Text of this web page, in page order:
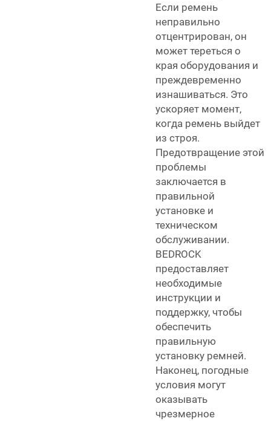
Если ремень
неправильно
отцентрирован, он
может тереться о
края оборудования и
преждевременно
изнашиваться. Это
ускоряет момент,
когда ремень выйдет
из строя.
Предотвращение этой
проблемы
заключается в
правильной
установке и
техническом
обслуживании.
BEDROCK
предоставляет
необходимые
инструкции и
поддержку, чтобы
обеспечить
правильную
установку ремней.
Наконец, погодные
условия могут
оказывать
чрезмерное